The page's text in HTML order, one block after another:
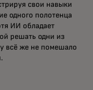
свои навыки
одного полотенца
ИИ обладает
решать одни из
всё же не помешало